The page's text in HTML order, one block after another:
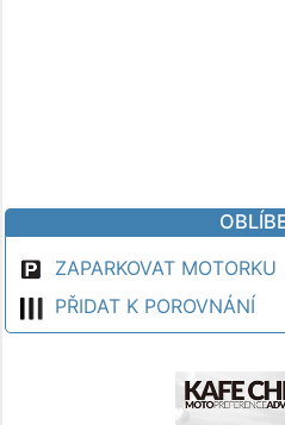
ZAPARKOVAT MOTORKU
PŘIDAT K POROVNÁNÍ